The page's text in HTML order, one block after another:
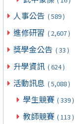
人事公告 ( 589 )
進修研習 ( 2,607 )
獎學金公告 ( 33 )
升學資訊 ( 624 )
活動訊息 ( 5,088 )
學生競賽 ( 339 )
教師競賽 ( 113 )